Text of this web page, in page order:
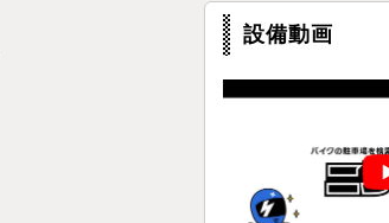
設備動画